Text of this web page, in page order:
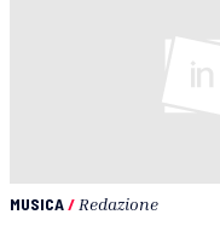
MUSICA/ Redazione